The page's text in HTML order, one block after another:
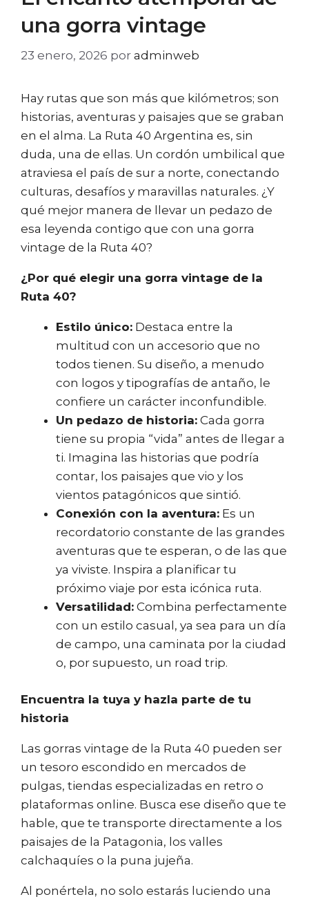
una gorra vintage
23 enero, 2026 por adminweb
Hay rutas que son más que kilómetros; son
historias, aventuras y paisajes que se graban
en el alma. La Ruta 40 Argentina es, sin
duda, una de ellas. Un cordón umbilical que
atraviesa el país de sur a norte, conectando
culturas, desafíos y maravillas naturales. ¿Y
qué mejor manera de llevar un pedazo de
esa leyenda contigo que con una gorra
vintage de la Ruta 40?
¿Por qué elegir una gorra vintage de la
Ruta 40?
Estilo único: Destaca entre la
multitud con un accesorio que no
todos tienen. Su diseño, a menudo
con logos y tipografías de antaño, le
confiere un carácter inconfundible.
Un pedazo de historia: Cada gorra
tiene su propia “vida” antes de llegar a
ti. Imagina las historias que podría
contar, los paisajes que vio y los
vientos patagónicos que sintió.
Conexión con la aventura: Es un
recordatorio constante de las grandes
aventuras que te esperan, o de las que
ya viviste. Inspira a planificar tu
próximo viaje por esta icónica ruta.
Versatilidad: Combina perfectamente
con un estilo casual, ya sea para un día
de campo, una caminata por la ciudad
o, por supuesto, un road trip.
Encuentra la tuya y hazla parte de tu
historia
Las gorras vintage de la Ruta 40 pueden ser
un tesoro escondido en mercados de
pulgas, tiendas especializadas en retro o
plataformas online. Busca ese diseño que te
hable, que te transporte directamente a los
paisajes de la Patagonia, los valles
calchaquíes o la puna jujeña.
Al ponértela, no solo estarás luciendo una